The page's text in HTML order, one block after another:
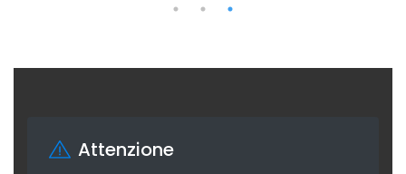
Attenzione